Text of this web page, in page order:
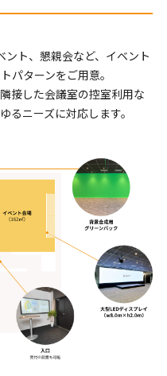
ト、懇親会など、イベント
パターンをご用意。
接した会議室の控室利用な
るニーズに対応します。